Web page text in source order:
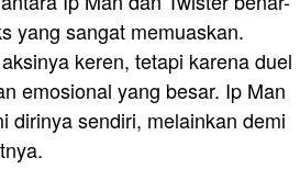
yang sangat memuaskan.
keren, tetapi karena duel
emosional yang besar. Ip Man
dirinya sendiri, melainkan demi